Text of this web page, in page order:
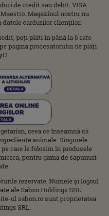
de credit sau debit: VISA
Magazinul nostru nu
datele cardurilor clienților.
poți plăti în până la 6 rate
pagina procesatorului de plăți
ceea ce înseamnă că
animale. Singurele
care le folosim în produsele
pentru gama de săpunuri
rezervate. Numele şi logoul
ale Sabon Holdings SRL.
ul sabon.ro sunt proprietatea
SRL.